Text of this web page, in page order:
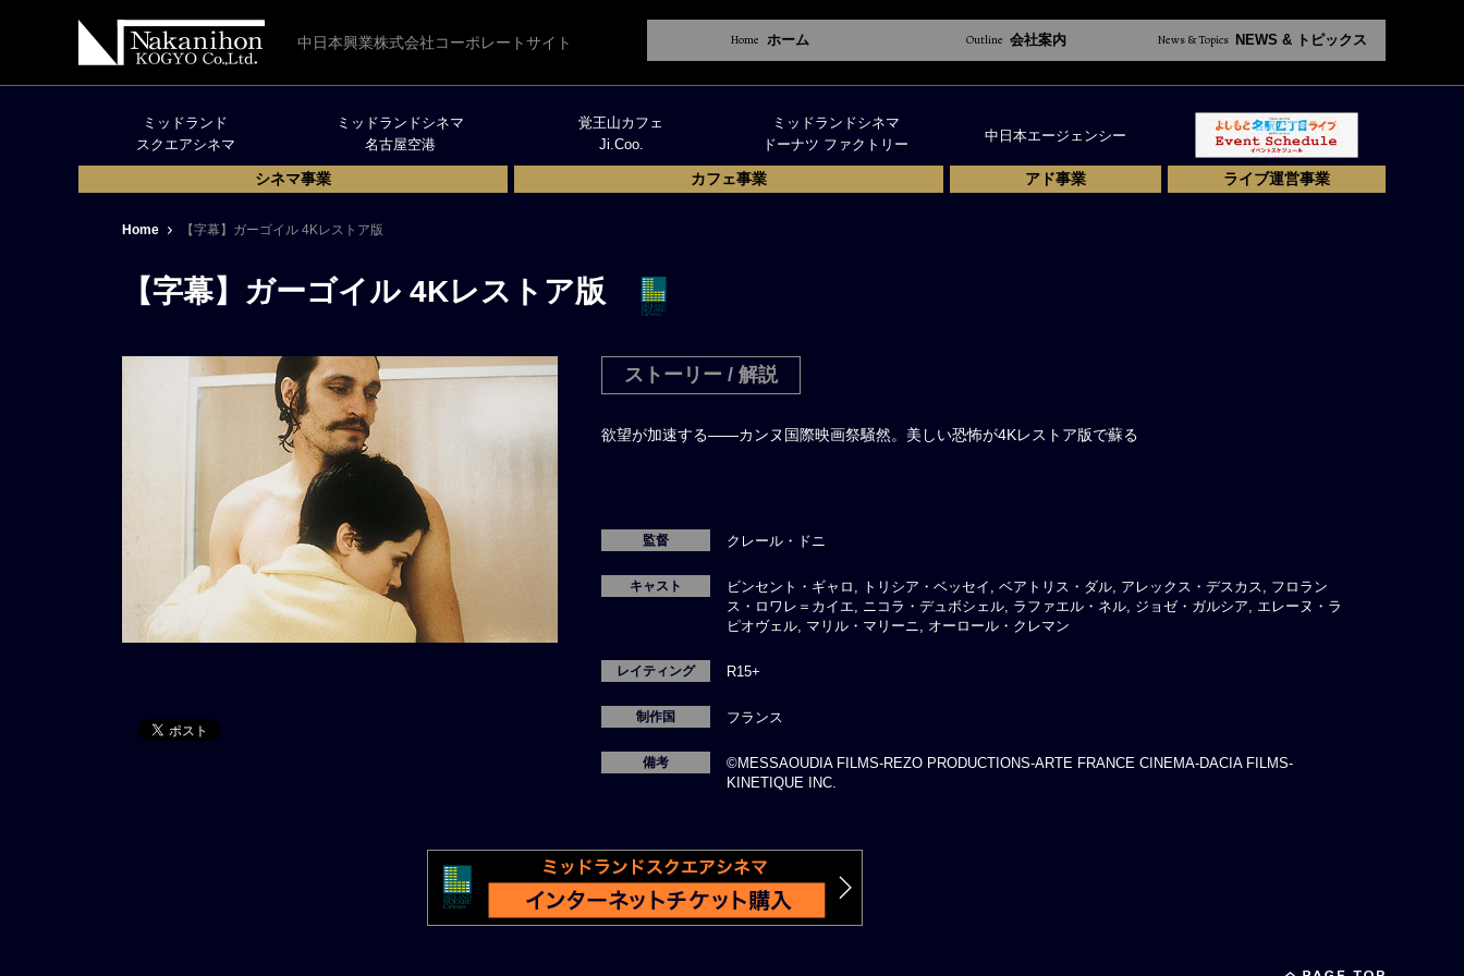
中日本興業株式会社コーポレートサイト Home ホーム Outline 会社案内 News & Topics NEWS & トピックス
ミッドランド
スクエアシネマ
ミッドランドシネマ
名古屋空港
シネマ事業
覚王山カフェ
Ji.Coo.
ミッドランドシネマ
ドーナツ ファクトリー
カフェ事業
中日本エージェンシー
アド事業 ライブ運営事業
Home 【字幕】ガーゴイル 4Kレストア版
【字幕】ガーゴイル 4Kレストア版
ストーリー / 解説
欲望が加速する――カンヌ国際映画祭騒然。美しい恐怖が4Kレストア版で蘇る
監督 クレール・ドニ
キャスト
ビンセント・ギャロ, トリシア・ベッセイ, ベアトリス・ダル, アレックス・デスカス, フロラン
ス・ロワレ＝カイエ, ニコラ・デュボシェル, ラファエル・ネル, ジョゼ・ガルシア, エレーヌ・ラ
ピオヴェル, マリル・マリーニ, オーロール・クレマン
レイティング R15+
制作国 フランス
備考
©MESSAOUDIA FILMS-REZO PRODUCTIONS-ARTE FRANCE CINEMA-DACIA FILMS-
KINETIQUE INC.